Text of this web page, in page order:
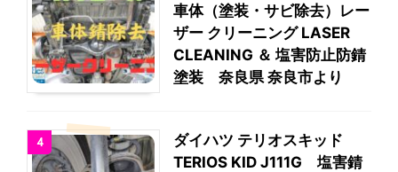
車体（塗装・サビ除去）レー
ザー クリーニング LASER
CLEANING ＆ 塩害防止防錆
塗装 奈良県 奈良市より
4
ダイハツ テリオスキッド
TERIOS KID J111G 塩害錆